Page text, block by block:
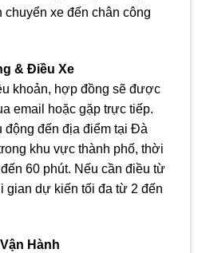
chuyển xe đến chân công
& Điều Xe
khoản, hợp đồng sẽ được
email hoặc gặp trực tiếp.
đến địa điểm tại Đà
khu vực thành phố, thời
60 phút. Nếu cần điều từ
gian dự kiến tối đa từ 2 đến
Hành